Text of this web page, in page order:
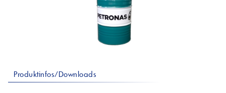
Produktinfos/Downloads